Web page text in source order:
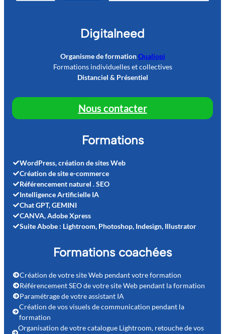
Digitalneed
Organisme de formation Qualiopi
Formations individuelles et collectives
Distanciel & Présentiel
Nous contacter
Formations
WordPress, création de sites Web
Création de site e-commerce
Référencement naturel . SEO
Intelligence Artificielle IA
Chat GPT, GEMINI
CANVA, Adobe Xpress
Suite Abobe : Lightroom, Photoshop, Indesign, Illustrator
Formations coachées
Création de votre site Web pendant votre formation
Référencement SEO de votre site Web pendant la formation
Paramétrage de votre assistant IA
Création de vos visuels de communication pendant la
formation
Organisation de votre catalogue Lightroom, retouche de vos